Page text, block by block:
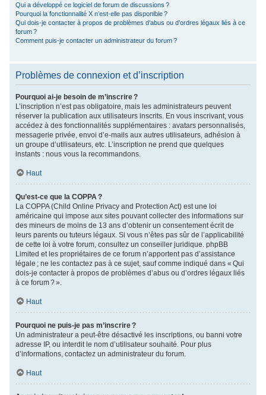
Qui a développé ce logiciel de forum de discussions ?
Pourquoi la fonctionnalité X n’est-elle pas disponible ?
Qui dois-je contacter à propos de problèmes d’abus ou d’ordres légaux liés à ce
forum ?
Comment puis-je contacter un administrateur du forum ?
Problèmes de connexion et d’inscription
Pourquoi ai-je besoin de m’inscrire ?
L’inscription n’est pas obligatoire, mais les administrateurs peuvent
réserver la publication aux utilisateurs inscrits. En vous inscrivant, vous
accédez à des fonctionnalités supplémentaires : avatars personnalisés,
messagerie privée, envoi d’e-mails aux autres utilisateurs, adhésion à
un groupe d’utilisateurs, etc. L’inscription ne prend que quelques
instants : nous vous la recommandons.
Haut
Qu’est-ce que la COPPA ?
La COPPA (Child Online Privacy and Protection Act) est une loi
américaine qui impose aux sites pouvant collecter des informations sur
des mineurs de moins de 13 ans d’obtenir un consentement écrit de
leurs parents ou tuteurs légaux. Si vous n’êtes pas sûr de l’applicabilité
de cette loi à votre forum, consultez un conseiller juridique. phpBB
Limited et les propriétaires de ce forum n’apportent pas d’assistance
légale ; ne les contactez pas à ce sujet, sauf comme indiqué dans « Qui
dois-je contacter à propos de problèmes d’abus ou d’ordres légaux liés
à ce forum ? ».
Haut
Pourquoi ne puis-je pas m’inscrire ?
Un administrateur a peut-être désactivé les inscriptions, ou banni votre
adresse IP, ou interdit le nom d’utilisateur souhaité. Pour plus
d’informations, contactez un administrateur du forum.
Haut